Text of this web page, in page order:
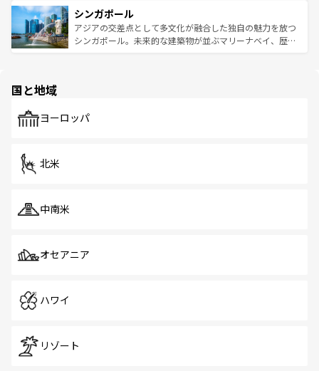
参照してほしい。
激する。気候は一年中温暖で、どの季節にも異なる楽しみ
が待っている。親しみやすいタイの人々、仏教を中心とし
た文化、そして多様な観光資源が、訪れる旅人を魅了し続
み、どこを訪れても感動するはず。観光スポットが密集し
ており、効率よく見どころを回れるのも魅力。息をのむよ
うな絶景から文化的な体験まで、香港を存分に楽しみ尽く
シンガポール
アジアの交差点として多文化が融合した独自の魅力を放つ
シンガポール。未来的な建築物が並ぶマリーナベイ、歴史
で、ホーカーズは地元の風情を楽しめる外せないスポット
国と地域
ヨーロッパ
北米
中南米
オセアニア
ハワイ
リゾート